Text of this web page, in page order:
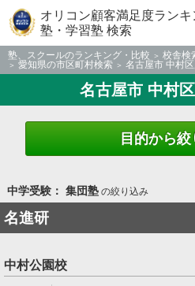
オリコン顧客満足度ランキ
塾・学習塾 検索
塾、スクールのランキング・比較 校舎検
愛知県の市区町村検索
名古屋市 中村
名古屋市 中村
目的から
中学受験： 集団塾の絞り込み
名進研
中村公園校